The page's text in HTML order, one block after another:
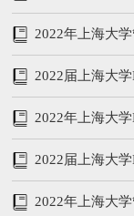
析
2022年上海大
和复试内容
2022届上海大
管综和英语
2022年上海大
2022届上海大
验分享
2022年上海大